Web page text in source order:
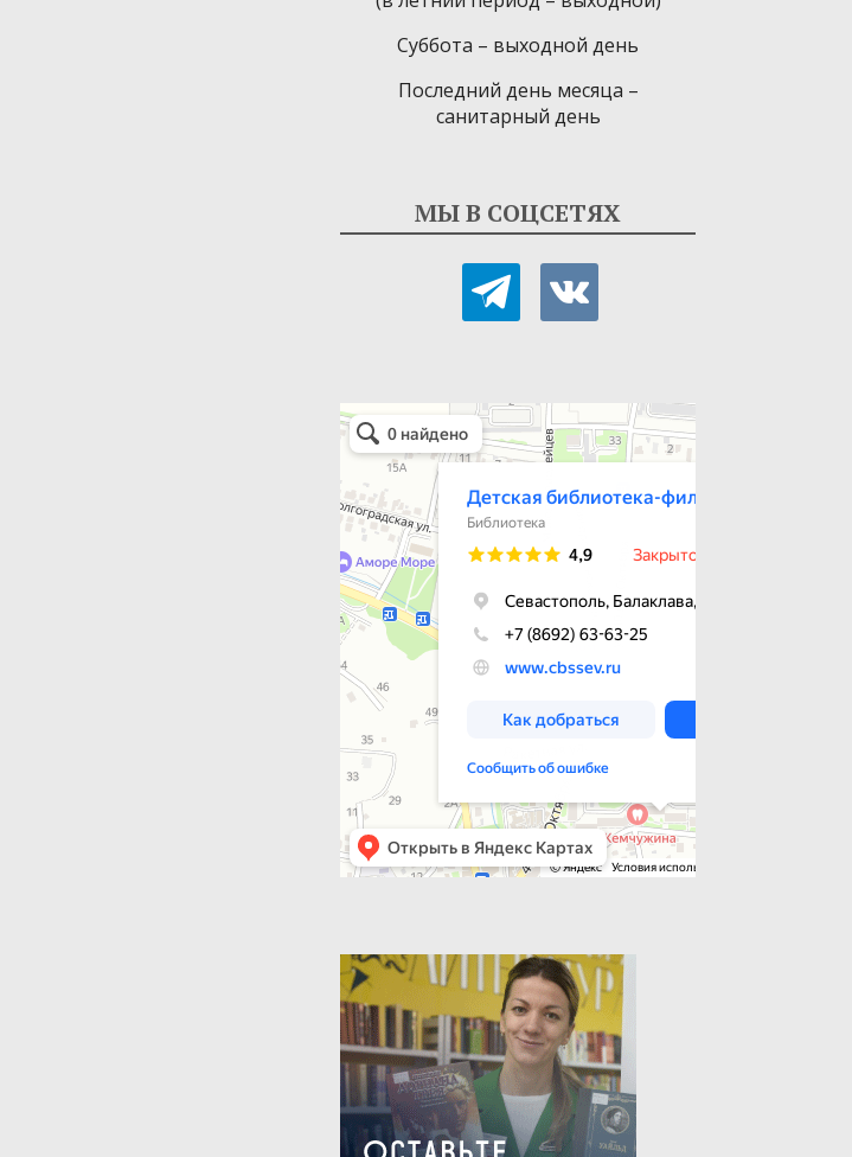
Суббота – выходной день
Последний день месяца –
санитарный день
МЫ В СОЦСЕТЯХ
telegram vkontakte
Детская библиотека-филиал № 9
Библиотека в Севастополе